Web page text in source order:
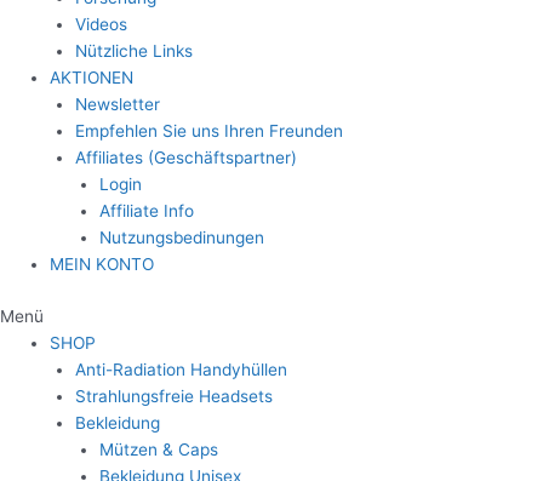
Videos
Nützliche Links
AKTIONEN
Newsletter
Empfehlen Sie uns Ihren Freunden
Affiliates (Geschäftspartner)
Login
Affiliate Info
Nutzungsbedinungen
MEIN KONTO
Menü
SHOP
Anti-Radiation Handyhüllen
Strahlungsfreie Headsets
Bekleidung
Mützen & Caps
Bekleidung Unisex